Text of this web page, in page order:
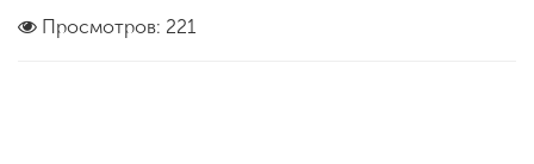
Просмотров: 221